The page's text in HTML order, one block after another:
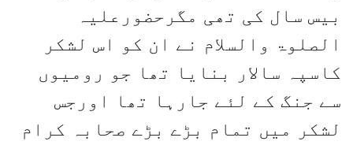
بیس سال کی تھی مگرحضورعلیہ
الصلوۃ والسلام نے ان کو اس لشکر
کاسپہ سالار بنایا تھا جو رومیوں
سے جنگ کے لئے جارہا تھا اورجس
لشکر میں تمام بڑے بڑے صحابہ کرام